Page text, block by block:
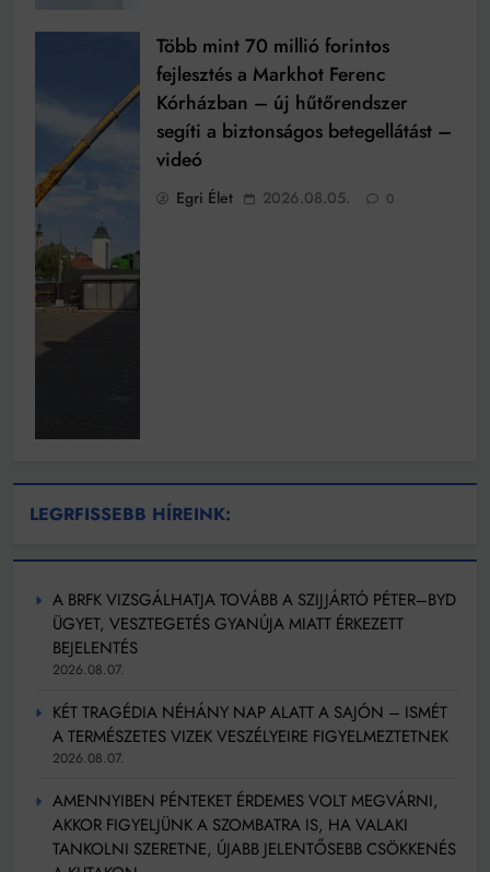
Több mint 70 millió forintos
fejlesztés a Markhot Ferenc
Kórházban – új hűtőrendszer
segíti a biztonságos betegellátást –
videó
Egri Élet 2026.08.05. 0
LEGRFISSEBB HÍREINK:
A BRFK VIZSGÁLHATJA TOVÁBB A SZIJJÁRTÓ PÉTER–BYD
ÜGYET, VESZTEGETÉS GYANÚJA MIATT ÉRKEZETT
BEJELENTÉS
2026.08.07.
KÉT TRAGÉDIA NÉHÁNY NAP ALATT A SAJÓN – ISMÉT
A TERMÉSZETES VIZEK VESZÉLYEIRE FIGYELMEZTETNEK
2026.08.07.
AMENNYIBEN PÉNTEKET ÉRDEMES VOLT MEGVÁRNI,
AKKOR FIGYELJÜNK A SZOMBATRA IS, HA VALAKI
TANKOLNI SZERETNE, ÚJABB JELENTŐSEBB CSÖKKENÉS